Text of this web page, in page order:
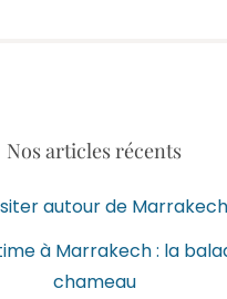
Nos articles récents
autour de
à Marrakech : la
chameau